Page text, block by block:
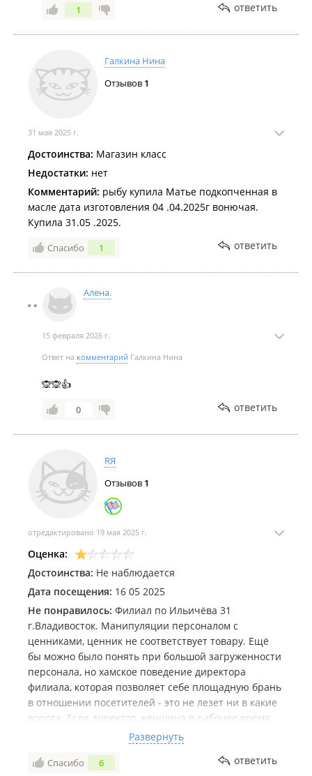
1 ответить
Галкина Нина
Отзывов 1
31 мая 2025 г.
Достоинства: Магазин класс
Недостатки: нет
Комментарий: рыбу купила Матье подкопченная в
масле дата изготовления 04 .04.2025г вонючая.
Купила 31.05 .2025.
Спасибо 1 ответить
Алена.
15 февраля 2026 г.
Ответ на комментарий Галкина Нина
🙊🙊👍
0 ответить
RЯ
Отзывов 1
отредактировано 19 мая 2025 г.
Оценка:
Достоинства: Не наблюдается
Дата посещения: 16 05 2025
Не понравилось: Филиал по Ильичёва 31
г.Владивосток. Манипуляции персоналом с
ценниками, ценник не соответствует товару. Ещё
бы можно было понять при большой загруженности
персонала, но хамское поведение директора
филиала, которая позволяет себе площадную брань
в отношении посетителей - это не лезет ни в какие
ворота. Если директор женщина в рабочее время
использует лексику типа.... пошёл***.. , *** катись
отсюда ..... то о чём можно говорить ? Какое это
лицо ВИНЛАБА ? В городе Владивостоке полно
Развернуть
Спасибо 6 ответить